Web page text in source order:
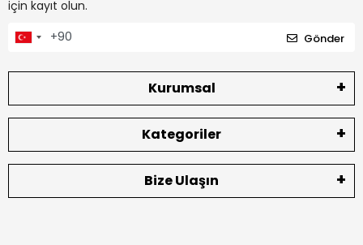
için kayıt olun.
Gönder
Kurumsal
Kategoriler
Bize Ulaşın